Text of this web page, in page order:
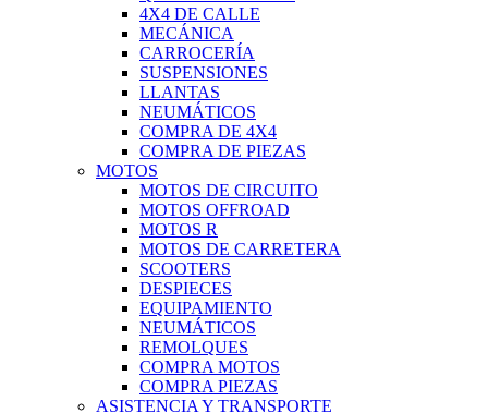
4X4 DE CALLE
MECÁNICA
CARROCERÍA
SUSPENSIONES
LLANTAS
NEUMÁTICOS
COMPRA DE 4X4
COMPRA DE PIEZAS
MOTOS
MOTOS DE CIRCUITO
MOTOS OFFROAD
MOTOS R
MOTOS DE CARRETERA
SCOOTERS
DESPIECES
EQUIPAMIENTO
NEUMÁTICOS
REMOLQUES
COMPRA MOTOS
COMPRA PIEZAS
ASISTENCIA Y TRANSPORTE